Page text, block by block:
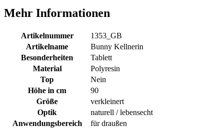
Mehr Informationen
Artikelnummer
1353_GB
Artikelname
Bunny Kellnerin
Besonderheiten
Tablett
Material
Polyresin
Top
Nein
Höhe in cm
90
Größe
verkleinert
Optik
naturell / lebensecht
Anwendungsbereich
für draußen